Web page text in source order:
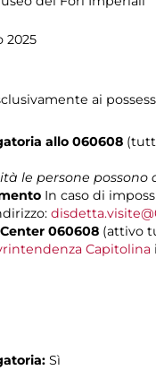
2025
ai
allo 060608
le persone
In caso di
060608 (attivo
Capitolina
Sì